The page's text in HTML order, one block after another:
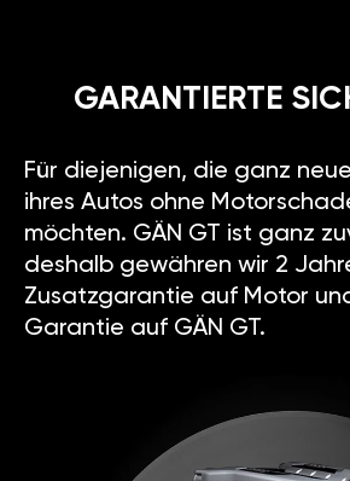
GARANTIERTE
Für diejenigen, die ganz
ihres Autos ohne
möchten. GÄN GT ist ganz
deshalb gewähren wir 2
Zusatzgarantie auf Motor
Garantie auf GÄN GT.